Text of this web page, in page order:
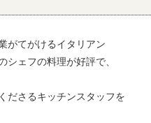
がてがけるイタリアン
シェフの料理が好評で、
ださるキッチンスタッフを